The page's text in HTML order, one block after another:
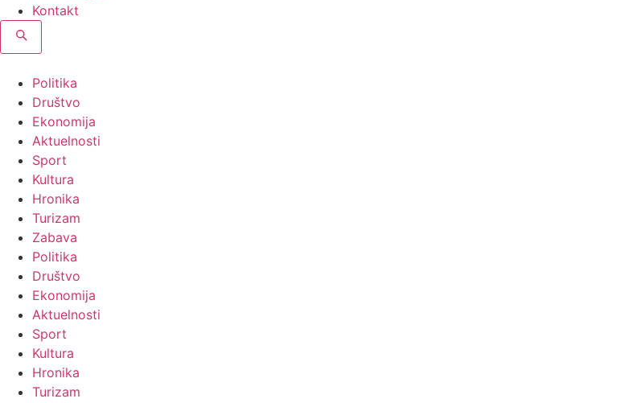
Kontakt
Politika
Društvo
Ekonomija
Aktuelnosti
Sport
Kultura
Hronika
Turizam
Zabava
Politika
Društvo
Ekonomija
Aktuelnosti
Sport
Kultura
Hronika
Turizam